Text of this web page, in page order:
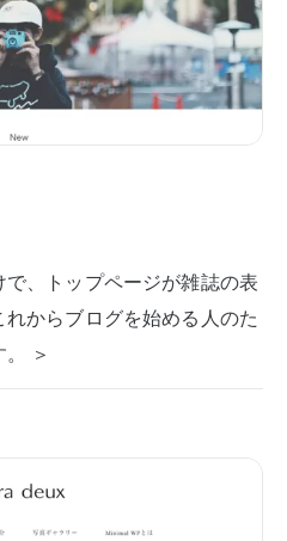
、トップページが雑誌の表
からブログを始める人のた
＞